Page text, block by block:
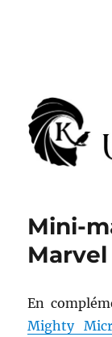
Mini-
Marvel
En
Mighty